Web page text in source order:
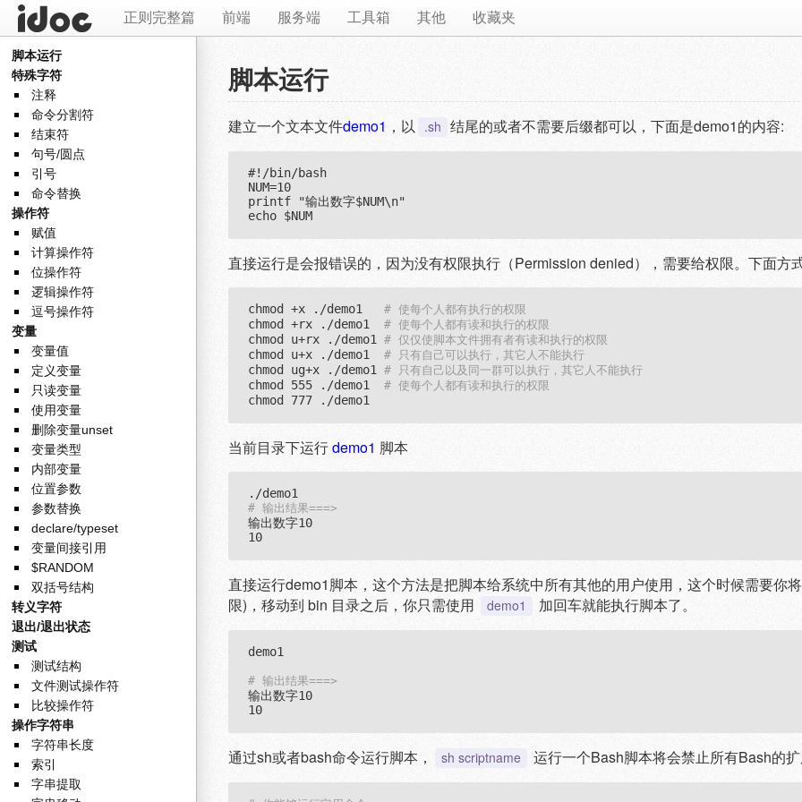
正则完整篇 前端 服务端 工具箱 其他 收藏夹
脚本运行
特殊字符
注释
命令分割符
结束符
句号/圆点
引号
命令替换
操作符
赋值
计算操作符
位操作符
逻辑操作符
逗号操作符
变量
变量值
定义变量
只读变量
使用变量
删除变量unset
变量类型
内部变量
位置参数
参数替换
declare/typeset
变量间接引用
$RANDOM
双括号结构
转义字符
退出/退出状态
测试
测试结构
文件测试操作符
比较操作符
操作字符串
字符串长度
索引
字串提取
脚本运行
建立一个文本文件demo1 ，以 .sh 结尾的或者不需要后缀都可以，下面是demo1的内容:
#!/bin/bash
NUM=10
printf "输出数字$NUM\n"
直接运行是会报错误的，因为没有权限执行（Permission denied），需要给权限。下面方
chmod +x ./demo1 # 使每个人都有执行的权限
chmod +rx ./demo1 # 使每个人都有读和执行的权限
chmod u+rx ./demo1 # 仅仅使脚本文件拥有者有读和执行的权限
chmod u+x ./demo1 # 只有自己可以执行，其它人不能执行
chmod ug+x ./demo1 # 只有自己以及同一群可以执行，其它人不能执行
chmod 555 ./demo1 # 使每个人都有读和执行的权限
当前目录下运行demo1 脚本
# 输出结果===>
输出数字10
直接运行demo1脚本，这个方法是把脚本给系统中所有其他的用户使用，这个时候需要你
限)，移动到 bin 目录之后，你只需使用
demo1 加回车就能执行脚本了。
demo1
# 输出结果===>
输出数字10
通过sh或者bash命令运行脚本， sh scriptname 运行一个Bash脚本将会禁止所有Bash的